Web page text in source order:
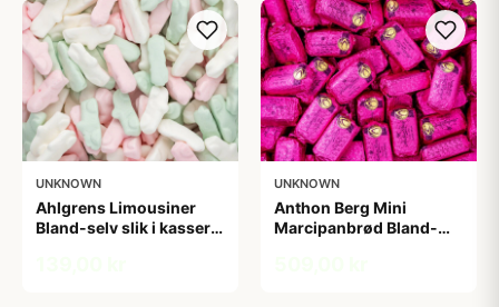
UNKNOWN
Ahlgrens Limousiner
Bland-selv slik i kasser 1
UNKNOWN
Anthon Berg Mini
Marcipanbrød Bland-